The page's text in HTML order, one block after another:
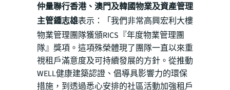
仲量聯行香港、澳門及韓國物業及資產管理
主管鍾志雄表示：「我們非常高興宏利大樓
物業管理團隊獲頒RICS『年度物業管理團
隊』獎項。這項殊榮體現了團隊一直以來重
視租戶滿意度及可持續發展的方針。從推動
WELL健康建築認證、倡導具影響力的環保
措施，到透過悉心安排的社區活動加強租戶